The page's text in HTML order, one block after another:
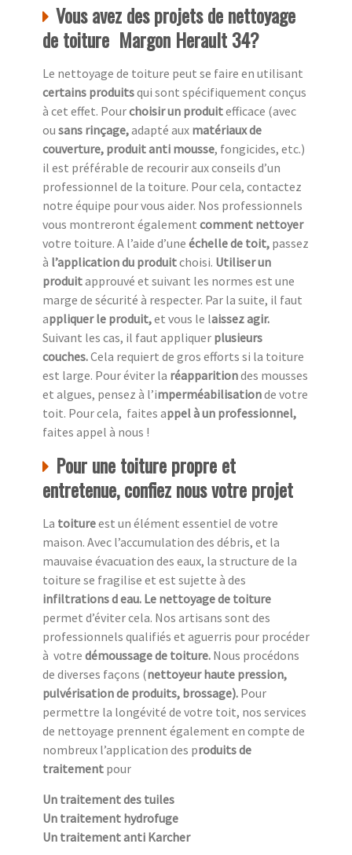
Vous avez des projets de nettoyage
de toiture Margon Herault 34?
Le nettoyage de toiture peut se faire en utilisant
certains produitsqui sont spécifiquement conçus
à cet effet. Pourchoisir un produitefficace (avec
ou sans rinçage,adapté aux matériaux de
couverture, produit anti mousse, fongicides, etc.)
il est préférable de recourir aux conseils d’un
professionnel de la toiture. Pour cela, contactez
notre équipe pour vous aider. Nos professionnels
vous montreront également comment nettoyer
votre toiture. A l’aide d’une échelle de toit, passez
à l’application du produitchoisi. Utiliser un
produitapprouvé et suivant les normes est une
marge de sécurité à respecter. Par la suite, il faut
appliquer le produit,et vous le laissez agir.
Suivant les cas, il faut appliquer plusieurs
couches.Cela requiert de gros efforts si la toiture
est large. Pour éviter la réapparitiondes mousses
et algues, pensez à l’imperméabilisationde votre
toit. Pour cela, faites appel à un professionnel,
faites appel à nous !
Pour une toiture propre et
entretenue, confiez nous votre projet
La toitureest un élément essentiel de votre
maison. Avec l’accumulation des débris, et la
mauvaise évacuation des eaux, la structure de la
toiture se fragilise et est sujette à des
infiltrations d eau. Le nettoyage de toiture
permet d’éviter cela. Nos artisans sont des
professionnels qualifiés et aguerris pour procéder
à votre démoussage de toiture. Nous procédons
de diverses façons (nettoyeur haute pression,
pulvérisation de produits, brossage). Pour
permettre la longévité de votre toit, nos services
de nettoyage prennent également en compte de
nombreux l’application des produits de
traitement pour
Un traitement des tuiles
Un traitement hydrofuge
Un traitement anti Karcher